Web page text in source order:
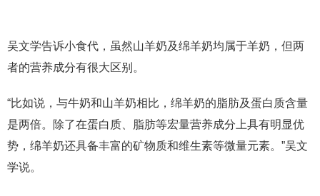
吴文学告诉小食代，虽然山羊奶及绵羊奶均属于羊奶，但两
者的营养成分有很大区别。
“比如说，与牛奶和山羊奶相比，绵羊奶的脂肪及蛋白质含量
是两倍。除了在蛋白质、脂肪等宏量营养成分上具有明显优
势，绵羊奶还具备丰富的矿物质和维生素等微量元素。”吴文
学说。